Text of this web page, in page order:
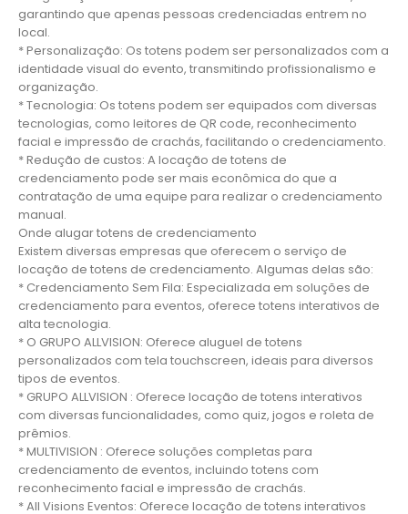
garantindo que apenas pessoas credenciadas entrem no
local.
* Personalização: Os totens podem ser personalizados com a
identidade visual do evento, transmitindo profissionalismo e
organização.
* Tecnologia: Os totens podem ser equipados com diversas
tecnologias, como leitores de QR code, reconhecimento
facial e impressão de crachás, facilitando o credenciamento.
* Redução de custos: A locação de totens de
credenciamento pode ser mais econômica do que a
contratação de uma equipe para realizar o credenciamento
manual.
Onde alugar totens de credenciamento
Existem diversas empresas que oferecem o serviço de
locação de totens de credenciamento. Algumas delas são:
* Credenciamento Sem Fila: Especializada em soluções de
credenciamento para eventos, oferece totens interativos de
alta tecnologia.
* O GRUPO ALLVISION: Oferece aluguel de totens
personalizados com tela touchscreen, ideais para diversos
tipos de eventos.
* GRUPO ALLVISION : Oferece locação de totens interativos
com diversas funcionalidades, como quiz, jogos e roleta de
prêmios.
* MULTIVISION : Oferece soluções completas para
credenciamento de eventos, incluindo totens com
reconhecimento facial e impressão de crachás.
* All Visions Eventos: Oferece locação de totens interativos